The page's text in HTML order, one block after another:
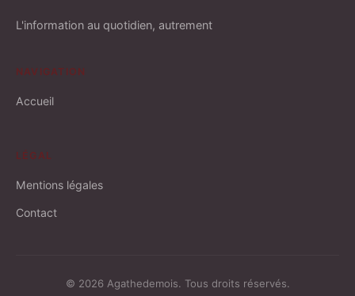
L'information au quotidien, autrement
NAVIGATION
Accueil
LÉGAL
Mentions légales
Contact
© 2026 Agathedemois. Tous droits réservés.